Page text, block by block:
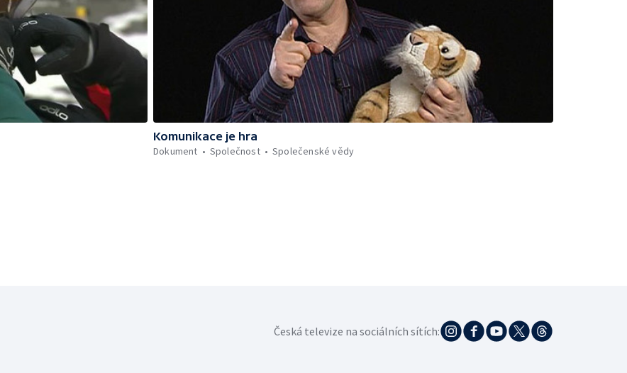
Komunikace je hra
Dokument
Společnost Společenské vědy
Česká televize na sociálních sítích: